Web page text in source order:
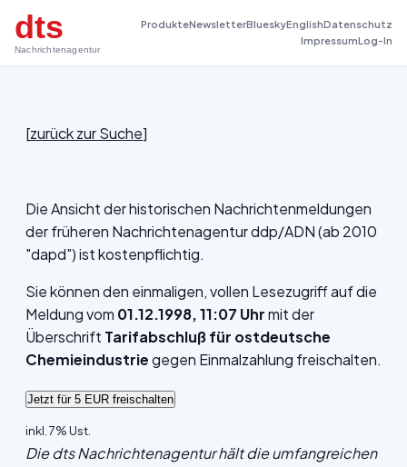
dts
Nachrichtenagentur
ProdukteNewsletterBlueskyEnglishDatenschutz
ImpressumLog-In
[zurück zur Suche]
Die Ansicht der historischen Nachrichtenmeldungen
der früheren Nachrichtenagentur ddp/ADN (ab 2010
"dapd") ist kostenpflichtig.
Sie können den einmaligen, vollen Lesezugriff auf die
Meldung vom 01.12.1998, 11:07 Uhrmit der
Überschrift Tarifabschluß für ostdeutsche
Chemieindustriegegen Einmalzahlung freischalten.
inkl. 7% Ust.
Die dts Nachrichtenagentur hält die umfangreichen